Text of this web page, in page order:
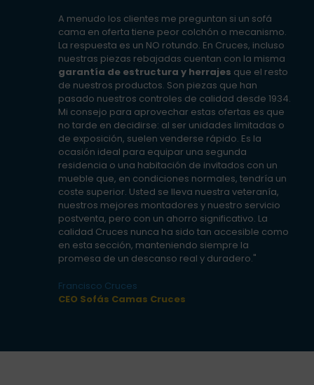
A menudo los clientes me preguntan si un sofá
cama en oferta tiene peor colchón o mecanismo.
La respuesta es un NO rotundo. En Cruces, incluso
nuestras piezas rebajadas cuentan con la misma
garantía de estructura y herrajes que el resto
de nuestros productos. Son piezas que han
pasado nuestros controles de calidad desde 1934.
Mi consejo para aprovechar estas ofertas es que
no tarde en decidirse: al ser unidades limitadas o
de exposición, suelen venderse rápido. Es la
ocasión ideal para equipar una segunda
residencia o una habitación de invitados con un
mueble que, en condiciones normales, tendría un
coste superior. Usted se lleva nuestra veteranía,
nuestros mejores montadores y nuestro servicio
postventa, pero con un ahorro significativo. La
calidad Cruces nunca ha sido tan accesible como
en esta sección, manteniendo siempre la
promesa de un descanso real y duradero."
Francisco Cruces
CEO Sofás Camas Cruces